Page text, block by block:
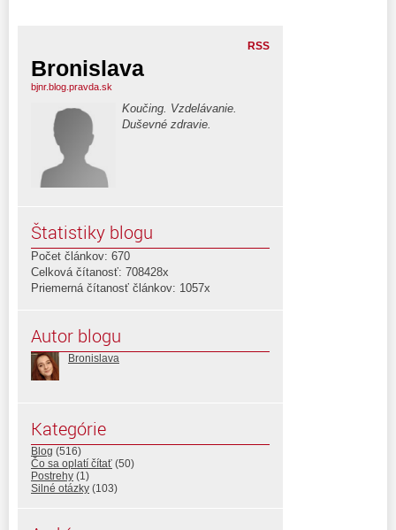
RSS
Bronislava
bjnr.blog.pravda.sk
Koučing. Vzdelávanie.
Duševné zdravie.
Štatistiky blogu
Počet článkov: 670
Celková čítanosť: 708428x
Priemerná čítanosť článkov: 1057x
Autor blogu
Bronislava
Kategórie
Blog (516)
Čo sa oplatí čítať (50)
Postrehy (1)
Silné otázky (103)